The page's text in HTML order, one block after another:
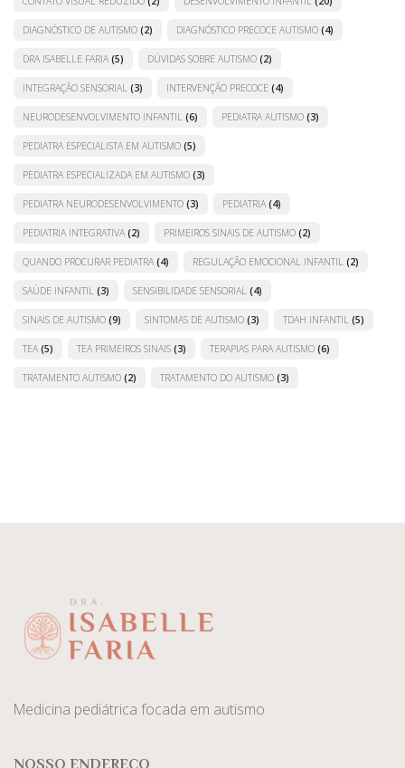
DIAGNÓSTICO DE AUTISMO (2) DIAGNÓSTICO PRECOCE AUTISMO (4)
DRA ISABELLE FARIA (5) DÚVIDAS SOBRE AUTISMO (2)
INTEGRAÇÃO SENSORIAL (3) INTERVENÇÃO PRECOCE (4)
NEURODESENVOLVIMENTO INFANTIL (6) PEDIATRA AUTISMO (3)
PEDIATRA ESPECIALISTA EM AUTISMO (5)
PEDIATRA ESPECIALIZADA EM AUTISMO (3)
PEDIATRA NEURODESENVOLVIMENTO (3) PEDIATRIA (4)
PEDIATRIA INTEGRATIVA (2) PRIMEIROS SINAIS DE AUTISMO (2)
QUANDO PROCURAR PEDIATRA (4) REGULAÇÃO EMOCIONAL INFANTIL (2)
SAÚDE INFANTIL (3) SENSIBILIDADE SENSORIAL (4)
SINAIS DE AUTISMO (9) SINTOMAS DE AUTISMO (3) TDAH INFANTIL (5)
TEA (5) TEA PRIMEIROS SINAIS (3) TERAPIAS PARA AUTISMO (6)
TRATAMENTO AUTISMO (2) TRATAMENTO DO AUTISMO (3)
Medicina pediátrica focada em autismo
NOSSO ENDEREÇO